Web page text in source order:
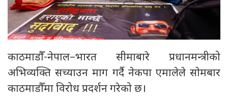
काठमाडौँ-नेपाल–भारत सीमाबारे प्रधानमन्त्रीको
अभिव्यक्ति सच्याउन माग गर्दै नेकपा एमालेले साेमबार
काठमाडौँमा विरोध प्रदर्शन गरेको छ।